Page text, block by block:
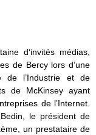
d‘invités médias,
de Bercy lors d’une
de l’Industrie et de
de McKinsey ayant
de l’Internet.
le président de
un prestataire de